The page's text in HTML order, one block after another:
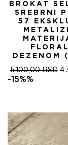
BROKAT
SREBRNI
57
DEZENOM
5.100,00RSD
-15%%